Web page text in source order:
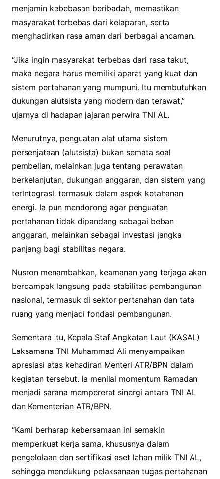
menjamin kebebasan beribadah, memastikan
masyarakat terbebas dari kelaparan, serta
menghadirkan rasa aman dari berbagai ancaman.
“Jika ingin masyarakat terbebas dari rasa takut,
maka negara harus memiliki aparat yang kuat dan
sistem pertahanan yang mumpuni. Itu membutuhkan
dukungan alutsista yang modern dan terawat,”
ujarnya di hadapan jajaran perwira TNI AL.
Menurutnya, penguatan alat utama sistem
persenjataan (alutsista) bukan semata soal
pembelian, melainkan juga tentang perawatan
berkelanjutan, dukungan anggaran, dan sistem yang
terintegrasi, termasuk dalam aspek ketahanan
energi. Ia pun mendorong agar penguatan
pertahanan tidak dipandang sebagai beban
anggaran, melainkan sebagai investasi jangka
panjang bagi stabilitas negara.
Nusron menambahkan, keamanan yang terjaga akan
berdampak langsung pada stabilitas pembangunan
nasional, termasuk di sektor pertanahan dan tata
ruang yang menjadi fondasi pembangunan.
Sementara itu, Kepala Staf Angkatan Laut (KASAL)
Laksamana TNI Muhammad Ali menyampaikan
apresiasi atas kehadiran Menteri ATR/BPN dalam
kegiatan tersebut. Ia menilai momentum Ramadan
menjadi sarana mempererat sinergi antara TNI AL
dan Kementerian ATR/BPN.
“Kami berharap kebersamaan ini semakin
memperkuat kerja sama, khususnya dalam
pengelolaan dan sertifikasi aset lahan milik TNI AL,
sehingga mendukung pelaksanaan tugas pertahanan